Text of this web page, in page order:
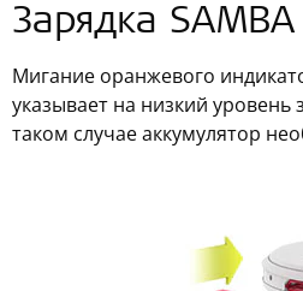
Зарядка
Мигание оранжевого
указывает на низкий уровень
таком случае аккумулятор